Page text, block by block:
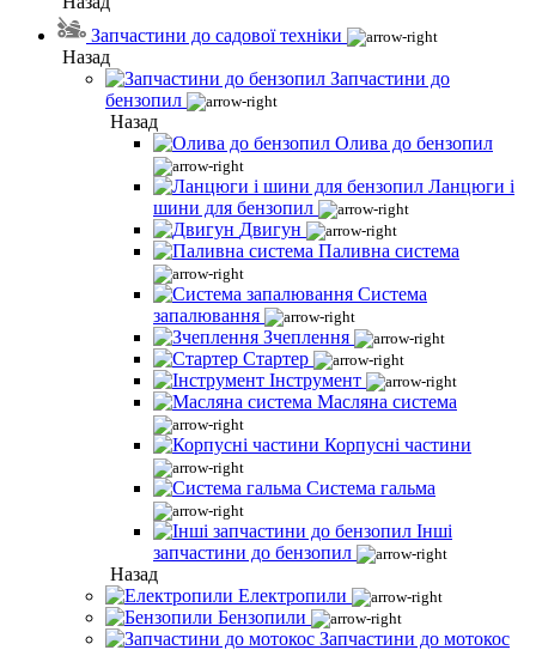
Запчастини до садової техніки
Назад
Запчастини до
бензопил
Назад
Олива до бензопил
Ланцюги і
шини для бензопил
Двигун
Паливна система
Система
запалювання
Зчеплення
Стартер
Інструмент
Масляна система
Корпусні частини
Система гальма
Інші
запчастини до бензопил
Назад
Електропили
Бензопили
Запчастини до мотокос